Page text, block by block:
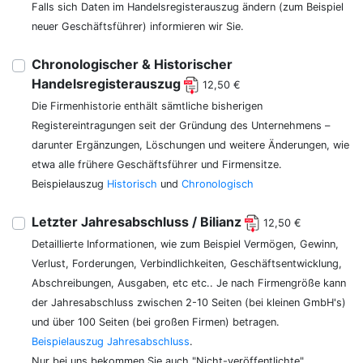
Falls sich Daten im Handelsregisterauszug ändern (zum Beispiel
neuer Geschäftsführer) informieren wir Sie.
Chronologischer & Historischer
Handelsregisterauszug
12,50 €
Die Firmenhistorie enthält sämtliche bisherigen
Registereintragungen seit der Gründung des Unternehmens –
darunter Ergänzungen, Löschungen und weitere Änderungen, wie
etwa alle frühere Geschäftsführer und Firmensitze.
Beispielauszug Historisch und Chronologisch
Letzter Jahresabschluss / Bilianz
12,50 €
Detaillierte Informationen, wie zum Beispiel Vermögen, Gewinn,
Verlust, Forderungen, Verbindlichkeiten, Geschäftsentwicklung,
Abschreibungen, Ausgaben, etc etc.. Je nach Firmengröße kann
der Jahresabschluss zwischen 2-10 Seiten (bei kleinen GmbH's)
und über 100 Seiten (bei großen Firmen) betragen.
Beispielauszug Jahresabschluss.